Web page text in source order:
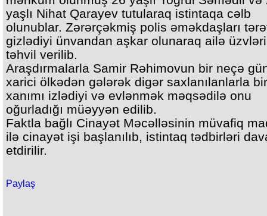
yaşlı Nihat Qarayev tutularaq istintaqa cəlb
olunublar. Zərərçəkmiş polis əməkdaşları
gizlədiyi ünvandan aşkar olunaraq ailə
təhvil verilib.
Araşdırmalarla Samir Rəhimovun bir neçə
xarici ölkədən gələrək digər saxlanılanlarla
xanımı izlədiyi və evlənmək məqsədilə onu
oğurladığı müəyyən edilib.
Faktla bağlı Cinayət Məcəlləsinin müvafiq
ilə cinayət işi başlanılıb, istintaq tədbirləri
etdirilir.
Paylaş